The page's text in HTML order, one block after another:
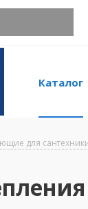
Каталог
для